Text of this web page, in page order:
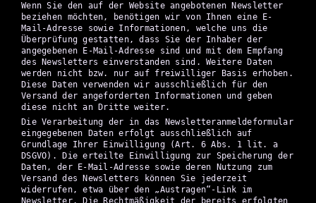
Wenn Sie den auf der Website angebotenen Newsletter
beziehen möchten, benötigen wir von Ihnen eine E-
Mail-Adresse sowie Informationen, welche uns die
Überprüfung gestatten, dass Sie der Inhaber der
angegebenen E-Mail-Adresse sind und mit dem Empfang
des Newsletters einverstanden sind. Weitere Daten
werden nicht bzw. nur auf freiwilliger Basis erhoben.
Diese Daten verwenden wir ausschließlich für den
Versand der angeforderten Informationen und geben
diese nicht an Dritte weiter.
Die Verarbeitung der in das Newsletteranmeldeformular
eingegebenen Daten erfolgt ausschließlich auf
Grundlage Ihrer Einwilligung (Art. 6 Abs. 1 lit. a
DSGVO). Die erteilte Einwilligung zur Speicherung der
Daten, der E-Mail-Adresse sowie deren Nutzung zum
Versand des Newsletters können Sie jederzeit
widerrufen, etwa über den „Austragen“-Link im